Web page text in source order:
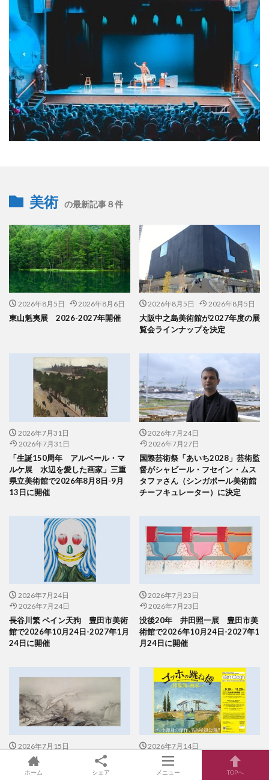
美術 の最新記事８件
2026年8月5日 2026年8月6日
東山魁夷展 2026-2027年開催
2026年8月5日 2026年8月5日
大阪中之島美術館が2027年度の展
覧会ラインナップを決定
2026年7月31日
2026年7月31日
「生誕150周年 アルベール・マ
ルケ展 水辺を愛した画家」三重
県立美術館で2026年8月8日-9月
13日に開催
2026年7月24日
2026年7月27日
国際芸術祭「あいち2028」芸術監
督がシャビール・フセイン・ムス
タファさん（シンガポール美術館
チーフキュレーター）に決定
2026年7月24日
2026年7月24日
長谷川繁 ペイン天狗 豊田市美術
館で2026年10月24日-2027年1月
24日に開催
2026年7月23日
2026年7月23日
没後20年 井田照一展 豊田市美
術館で2026年10月24日-2027年1
月24日に開催
2026年7月15日
2026年7月15日
「没後100 年記念 ビゲロー 幻
2026年7月14日
2026年7月14日
「ゴッホの跳ね橋と印象派の画家
ホーム シェア メニュー TOPへ